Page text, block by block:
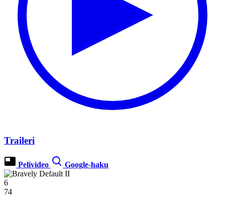
Traileri
Pelivideo Google-haku
6
74